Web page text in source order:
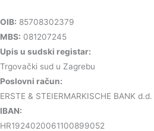
OIB: 85708302379
MBS: 081207245
Upis u sudski registar:
Trgovački sud u Zagrebu
Poslovni račun:
ERSTE & STEIERMARKISCHE BANK d.d.
IBAN:
HR1924020061100899052